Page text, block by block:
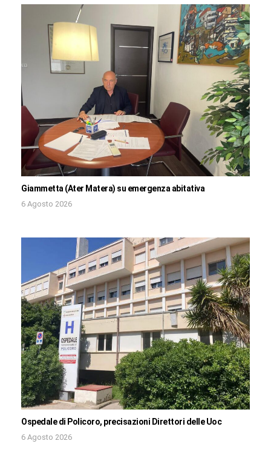
Giammetta (Ater Matera) su emergenza abitativa
6 Agosto 2026
Ospedale di Policoro, precisazioni Direttori delle Uoc
6 Agosto 2026